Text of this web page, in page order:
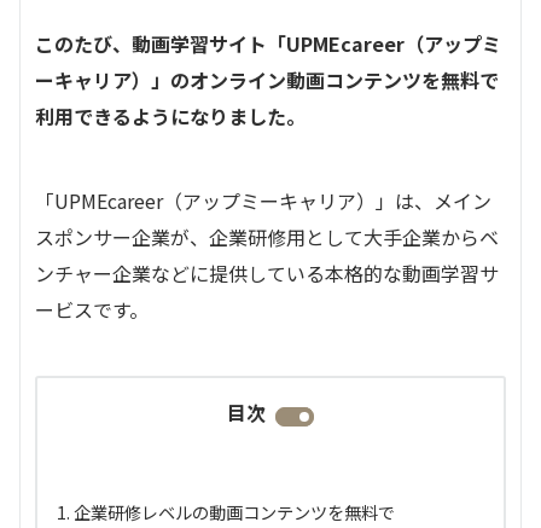
このたび、動画学習サイト「UPMEcareer（アップミ
ーキャリア）」のオンライン動画コンテンツを無料で
利用できるようになりました。
「UPMEcareer（アップミーキャリア）」は、メイン
スポンサー企業が、企業研修用として大手企業からベ
ンチャー企業などに提供している本格的な動画学習サ
ービスです。
目次
企業研修レベルの動画コンテンツを無料で